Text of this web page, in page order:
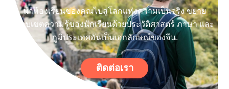
นำห้องเรียนของคุณไปสู่โลกแห่งความเป็นจริง ขยาย
ขอบเขตความรู้ของนักเรียนด้วยประวัติศาสตร์ ภาษา และ
ภูมิประเทศอันเป็นเอกลักษณ์ของจีน.
ติดต่อเรา